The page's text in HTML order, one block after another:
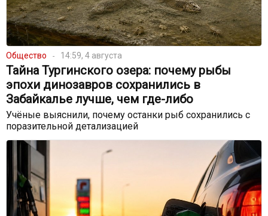
Общество 14:59, 4 августа
Тайна Тургинского озера: почему рыбы
эпохи динозавров сохранились в
Забайкалье лучше, чем где-либо
Учёные выяснили, почему останки рыб сохранились с
поразительной детализацией